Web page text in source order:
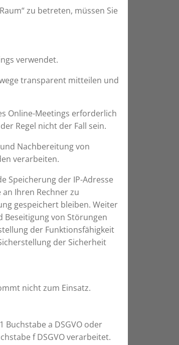
zu betreten, müssen Sie
verwendet.
transparent mitteilen und
Online-Meetings erforderlich
Regel nicht der Fall sein.
Nachbereitung von
verarbeiten.
Speicherung der IP-Adresse
Ihren Rechner zu
gespeichert bleiben. Weiter
von Störungen
der Funktionsfähigkeit
der Sicherheit
nicht zum Einsatz.
a DSGVO oder
f DSGVO verarbeitet.